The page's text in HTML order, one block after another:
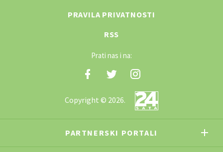
PRAVILA PRIVATNOSTI
RSS
Prati nas i na:
Copyright © 2026.
PARTNERSKI PORTALI